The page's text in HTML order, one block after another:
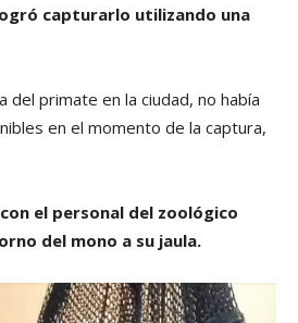
capturarlo utilizando una
del primate en la ciudad, no había
en el momento de la captura,
el personal del zoológico
del mono a su jaula.